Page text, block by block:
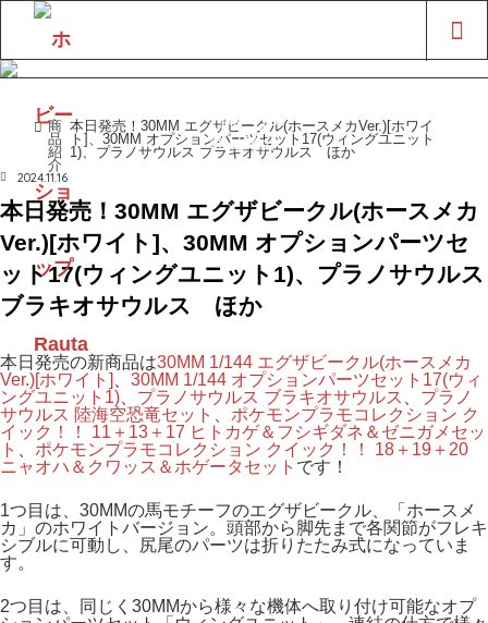
LINE UP
商品紹介
ホーム
商
品
紹
介
本日発売！30MM エグザビークル(ホースメカVer.)[ホワイ
ト]、30MM オプションパーツセット17(ウィングユニット
1)、プラノサウルス ブラキオサウルス ほか
2024.11.16
本日発売！30MM エグザビークル(ホースメカ
Ver.)[ホワイト]、30MM オプションパーツセ
ット17(ウィングユニット1)、プラノサウルス
ブラキオサウルス ほか
本日発売の新商品は30MM 1/144 エグザビークル(ホースメカ
Ver.)[ホワイト]
30MM 1/144 オプションパーツセット17(ウィ
ングユニット1)
プラノサウルス ブラキオサウルス
プラノ
サウルス 陸海空恐竜セット
ポケモンプラモコレクション ク
イック！！ 11＋13＋17 ヒトカゲ＆フシギダネ＆ゼニガメセッ
ト
ポケモンプラモコレクション クイック！！ 18＋19＋20
ニャオハ＆クワッス＆ホゲータセット です！
1つ目は、30MMの馬モチーフのエグザビークル、「ホースメ
カ」のホワイトバージョン。頭部から脚先まで各関節がフレキ
シブルに可動し、尻尾のパーツは折りたたみ式になっていま
す。
2つ目は、同じく30MMから様々な機体へ取り付け可能なオプ